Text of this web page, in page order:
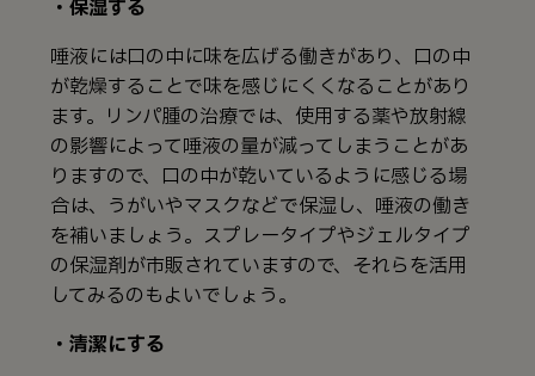
・保湿する
唾液には口の中に味を広げる働きがあり、口の中
が乾燥することで味を感じにくくなることがあり
ます。リンパ腫の治療では、使用する薬や放射線
の影響によって唾液の量が減ってしまうことがあ
りますので、口の中が乾いているように感じる場
合は、うがいやマスクなどで保湿し、唾液の働き
を補いましょう。スプレータイプやジェルタイプ
の保湿剤が市販されていますので、それらを活用
してみるのもよいでしょう。
・清潔にする